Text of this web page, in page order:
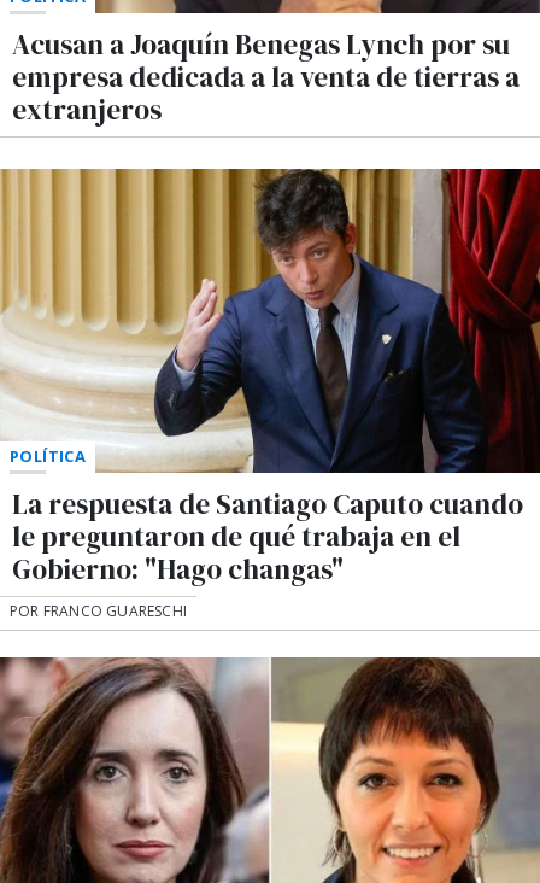
Acusan a Joaquín Benegas Lynch por su
empresa dedicada a la venta de tierras a
extranjeros
POLÍTICA
La respuesta de Santiago Caputo cuando
le preguntaron de qué trabaja en el
Gobierno: "Hago changas"
POR FRANCO GUARESCHI